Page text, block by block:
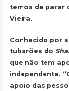
temos de parar
Vieira.
Conhecido por
tubarões do
que não tem
independente.
apoio das